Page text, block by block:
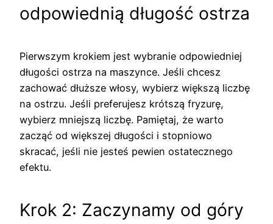
odpowiednią długość ostrza
Pierwszym krokiem jest wybranie odpowiedniej
długości ostrza na maszynce. Jeśli chcesz
zachować dłuższe włosy, wybierz większą liczbę
na ostrzu. Jeśli preferujesz krótszą fryzurę,
wybierz mniejszą liczbę. Pamiętaj, że warto
zacząć od większej długości i stopniowo
skracać, jeśli nie jesteś pewien ostatecznego
efektu.
Krok 2: Zaczynamy od góry